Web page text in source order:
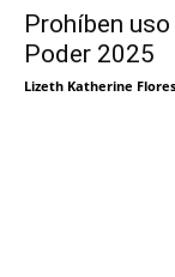
Prohíben
Poder 2025
Lizeth Katherine